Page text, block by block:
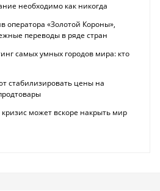
необходимо как никогда
оператора «Золотой Короны»,
переводы в ряде стран
самых умных городов мира: кто
стабилизировать цены на
может вскоре накрыть мир